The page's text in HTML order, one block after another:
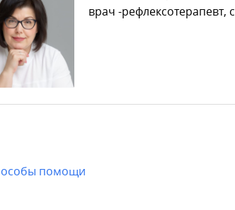
врач -рефлексотерапевт,
помощи